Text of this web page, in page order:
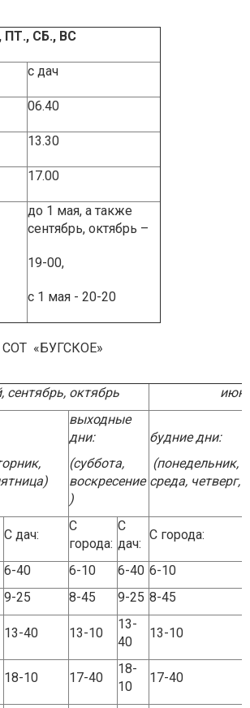
ПТ., СБ., ВС
с дач
06.40
13.30
17.00
до 1 мая, а также
сентябрь, октябрь –
19-00,
с 1 мая - 20-20
«БУГСКОЕ»
сентябрь, октябрь
выходные
дни:
(суббота,
воскресение
)
будние дни:
(понедельник,
среда, четверг,
С дач:
С
города:
С
дач:
С города:
6-40 6-10 6-40 6-10
9-25 8-45 9-25 8-45
13-40 13-10
13-
40
13-10
18-10 17-40
18-
10
17-40